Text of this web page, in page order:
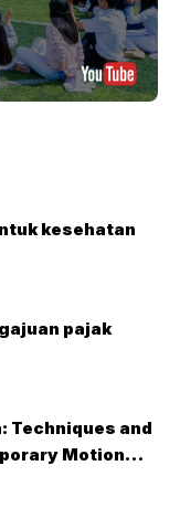
kesehatan
pajak
Techniques and
Motion